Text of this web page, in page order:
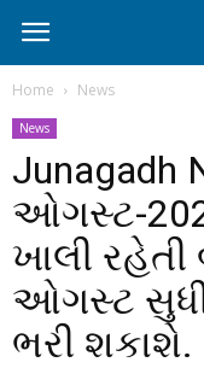
Home News
News
Junagadh
ઓગસ્ટ-
ખાલી રહેતી
ઓગસ્ટ
ભરી શકાશે.